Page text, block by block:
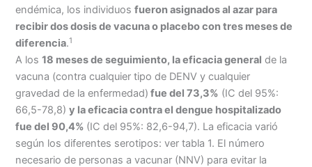
endémica, los individuosfueron asignados al azar para
recibir dos dosis de vacuna o placebo con tres meses de
diferencia.1
A los18 meses de seguimiento, la eficacia general de la
vacuna (contra cualquier tipo de DENV y cualquier
gravedad de la enfermedad) fue del 73,3% (IC del 95%:
66,5-78,8)y la eficacia contra el dengue hospitalizado
fue del 90,4% (IC del 95%: 82,6-94,7). La eficacia varió
según los diferentes serotipos: ver tabla 1. El número
necesario de personas a vacunar (NNV) para evitar la